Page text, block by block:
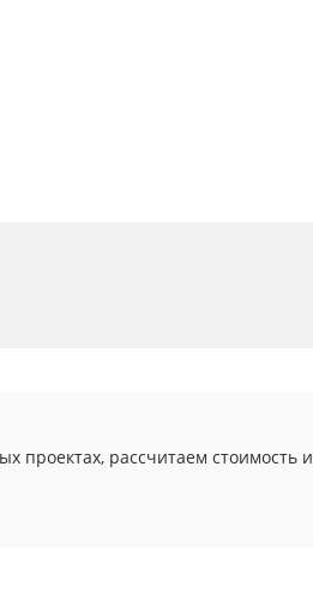
проектах, рассчитаем стоимость и